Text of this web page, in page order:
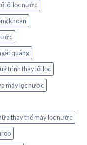
lõi lọc nước
khoan
quãng
trình thay lõi lọc
máy lọc nước
thay thế máy lọc nước